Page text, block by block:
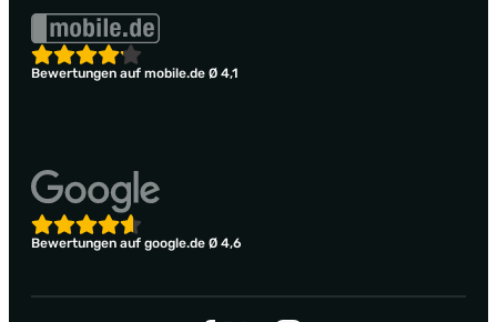
Bewertungen auf mobile.de Ø 4,1
Bewertungen auf google.de Ø 4,6